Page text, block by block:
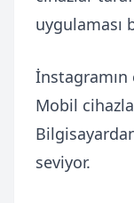
uygulaması
İnstagramın
Mobil
seviyor.